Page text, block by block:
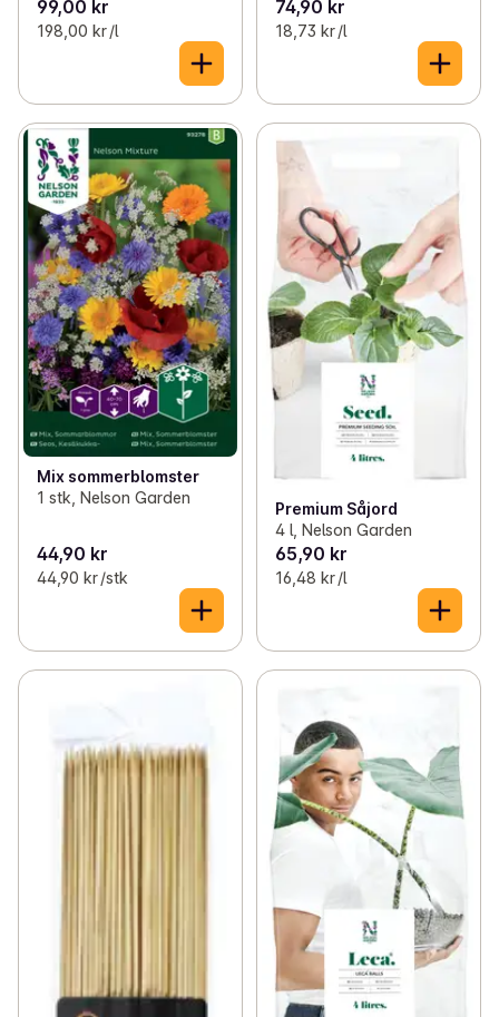
99,00 kr
198,00 kr /l
74,90 kr
18,73 kr /l
Mix sommerblomster
1 stk, Nelson Garden
44,90 kr
44,90 kr /stk
Premium Såjord
4 l, Nelson Garden
65,90 kr
16,48 kr /l